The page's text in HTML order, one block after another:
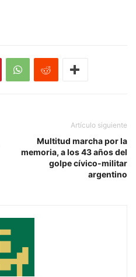
Artículo siguiente
Multitud marcha por la
memoria, a los 43 años del
golpe cívico-militar
argentino